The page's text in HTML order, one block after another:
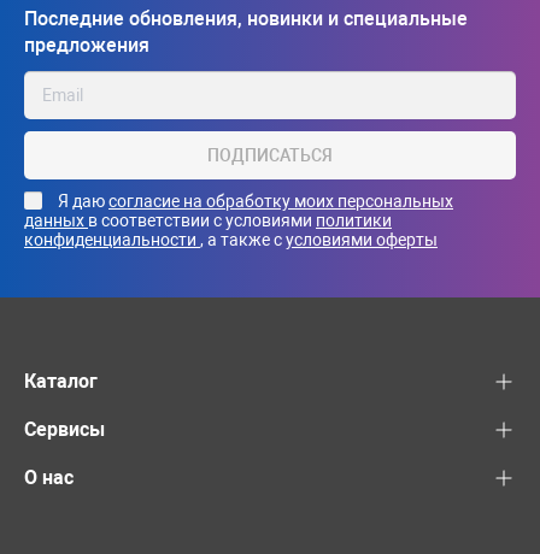
Последние обновления, новинки и специальные
предложения
ПОДПИСАТЬСЯ
Я даюсогласие на обработку моих персональных
данных в соответствии с условиями политики
конфиденциальности , а также сусловиями оферты
Каталог
Сервисы
О нас